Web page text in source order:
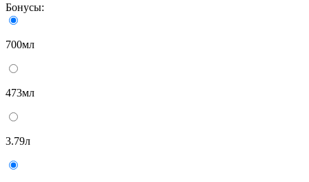
Бонусы:
700мл
473мл
3.79л